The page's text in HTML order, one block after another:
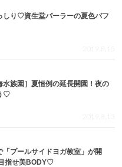
しり♡資生堂パーラーの夏色パフ
2019.8.15
水族園］夏恒例の延長開園！夜の
♡
2019.8.13
プールサイドヨガ教室」が開
指せ美BODY♡